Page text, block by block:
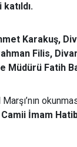
Karakuş,
Filis,
Müdürü Fatih
İmam